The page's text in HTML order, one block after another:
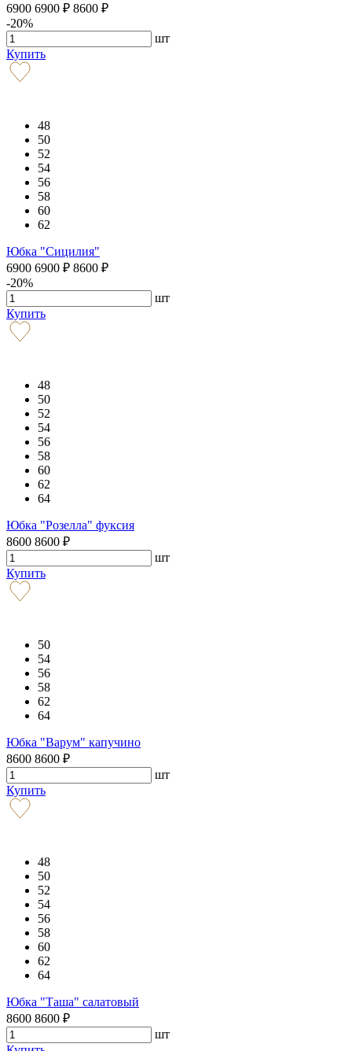
6900 6900 ₽ 8600 ₽
-20%
шт
Купить
48
50
52
54
56
58
60
62
Юбка "Сицилия"
6900 6900 ₽ 8600 ₽
-20%
шт
Купить
48
50
52
54
56
58
60
62
64
Юбка "Розелла" фуксия
8600 8600 ₽
шт
Купить
50
54
56
58
62
64
Юбка "Варум" капучино
8600 8600 ₽
шт
Купить
48
50
52
54
56
58
60
62
64
Юбка "Таша" салатовый
8600 8600 ₽
шт